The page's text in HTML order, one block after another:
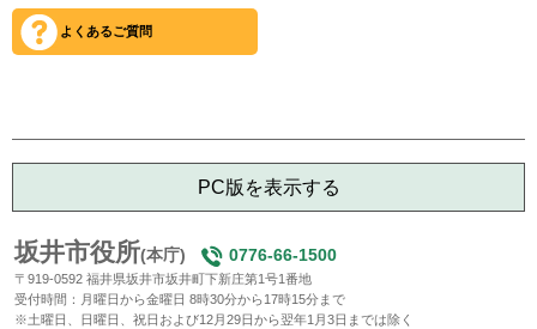
よくあるご質問
PC版を表示する
坂井市役所(本庁) 0776-66-1500
〒919-0592 福井県坂井市坂井町下新庄第1号1番地
受付時間：月曜日から金曜日 8時30分から17時15分まで
※土曜日、日曜日、祝日および12月29日から翌年1月3日までは除く